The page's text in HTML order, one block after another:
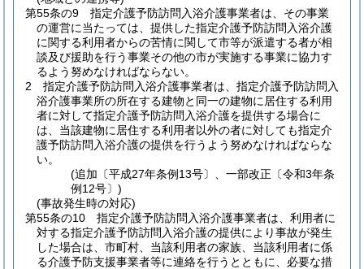
第55条の9
指定介護予防訪問入浴介護事業者は、その事業
の運営に当たっては、提供した指定介護予防訪問入浴介護
に関する利用者からの苦情に関して市等が派遣する者が相
談及び援助を行う事業その他の市が実施する事業に協力す
るよう努めなければならない。
2
指定介護予防訪問入浴介護事業者は、指定介護予防訪問入
浴介護事業所の所在する建物と同一の建物に居住する利用
者に対して指定介護予防訪問入浴介護を提供する場合に
は、当該建物に居住する利用者以外の者に対しても指定介
護予防訪問入浴介護の提供を行うよう努めなければならな
い。
(追加〔平成27年条例13号〕、一部改正〔令和3年条
例12号〕)
(事故発生時の対応)
第55条の10
指定介護予防訪問入浴介護事業者は、利用者に
対する指定介護予防訪問入浴介護の提供により事故が発生
した場合は、市町村、当該利用者の家族、当該利用者に係
る介護予防支援事業者等に連絡を行うとともに、必要な措